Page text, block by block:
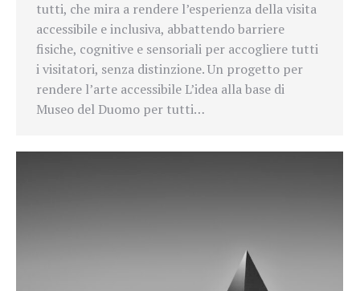
tutti, che mira a rendere l’esperienza della visita
accessibile e inclusiva, abbattendo barriere
fisiche, cognitive e sensoriali per accogliere tutti
i visitatori, senza distinzione. Un progetto per
rendere l’arte accessibile L’idea alla base di
Museo del Duomo per tutti…